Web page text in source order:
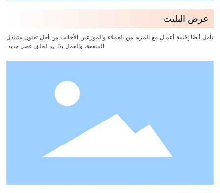
عرض البليت
نأمل أيضًا إقامة أعمال مع المزيد من العملاء والموزعين الأجانب من أجل تعاون متبادل
المنفعة، والعمل يدًا بيد لخلق عصر جديد.